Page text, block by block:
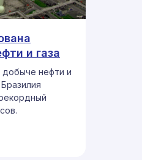
и газа
нефти и